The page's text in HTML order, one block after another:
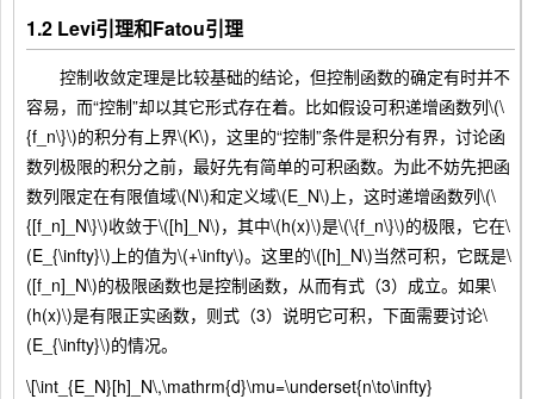
1.2 Levi引理和Fatou引理
控制收敛定理是比较基础的结论，但控制函数的确定有时并不
容易，而“控制”却以其它形式存在着。比如假设可积递增函数列\(\
{f_n\}\)的积分有上界\(K\)，这里的“控制”条件是积分有界，讨论函
数列极限的积分之前，最好先有简单的可积函数。为此不妨先把函
数列限定在有限值域\(N\)和定义域\(E_N\)上，这时递增函数列\(\
{[f_n]_N\}\)收敛于\([h]_N\)，其中\(h(x)\)是\(\{f_n\}\)的极限，它在\
(E_{\infty}\)上的值为\(+\infty\)。这里的\([h]_N\)当然可积，它既是\
([f_n]_N\)的极限函数也是控制函数，从而有式（3）成立。如果\
(h(x)\)是有限正实函数，则式（3）说明它可积，下面需要讨论\
(E_{\infty}\)的情况。
\[\int_{E_N}[h]_N\,\mathrm{d}\mu=\underset{n\to\infty}